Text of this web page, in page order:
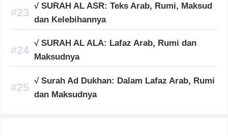
√ SURAH AL ASR: Teks Arab, Rumi, Maksud
dan Kelebihannya
√ SURAH AL ALA: Lafaz Arab, Rumi dan
Maksudnya
√ Surah Ad Dukhan: Dalam Lafaz Arab, Rumi
dan Maksudnya